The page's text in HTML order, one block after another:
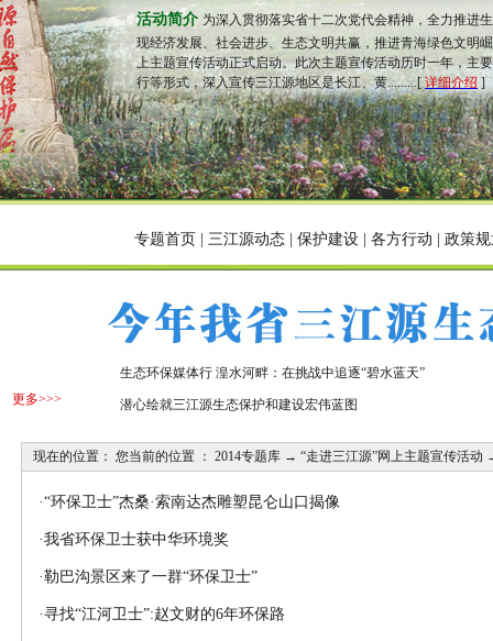
活动简介 为深入贯彻落实省十二次党代会精神，全力推进
现经济发展、社会进步、生态文明共赢，推进青海绿色文明
上主题宣传活动正式启动。此次主题宣传活动历时一年，主
行等形式，深入宣传三江源地区是长江、黄.........[详细介绍 ]
专题首页 三江源动态| 保护建设| 各方行动 政策规
更多>>>
生态环保媒体行 湟水河畔：在挑战中追逐“碧水蓝天”
潜心绘就三江源生态保护和建设宏伟蓝图
现在的位置： 您当前的位置 ： 2014专题库 → “走进三江源”网上主题宣传活动
·“环保卫士”杰桑·索南达杰雕塑昆仑山口揭像
·我省环保卫士获中华环境奖
·勒巴沟景区来了一群“环保卫士”
·寻找“江河卫士”:赵文财的6年环保路